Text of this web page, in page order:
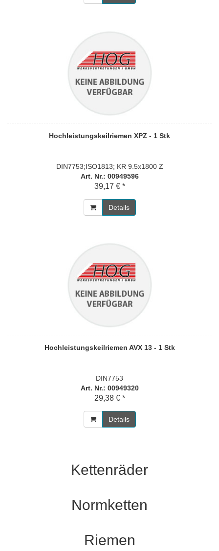
Hochleistungskeilriemen XPZ - 1 Stk
DIN7753;ISO1813; KR 9.5x1800 Z
Art. Nr.: 00949596
39,17 € *
Details
Hochleistungskeilriemen AVX 13 - 1 Stk
DIN7753
Art. Nr.: 00949320
29,38 € *
Details
Kettenräder
Normketten
Riemen